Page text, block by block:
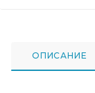
ОПИСАНИЕ